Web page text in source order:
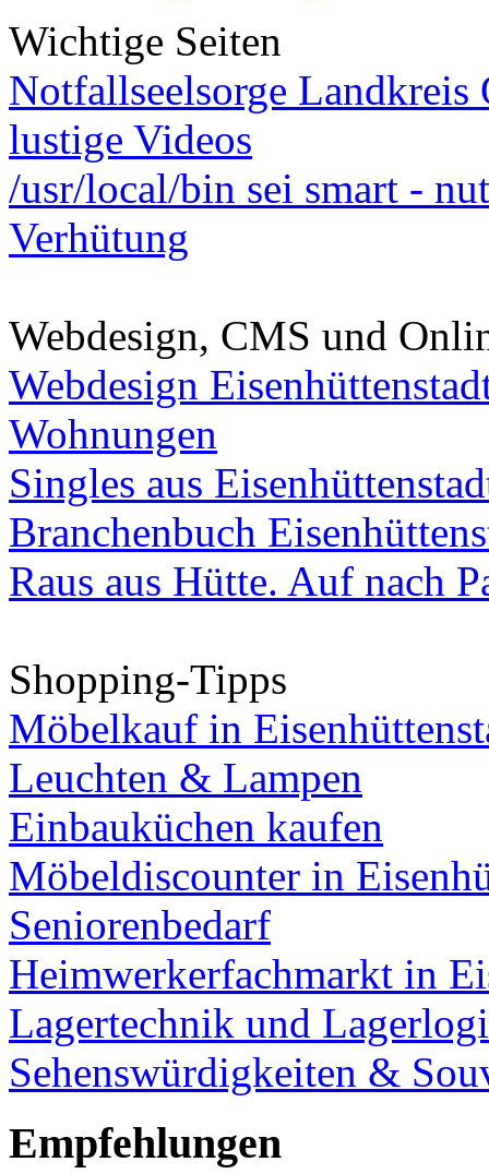
Wichtige Seiten
Notfallseelsorge Landkreis
lustige Videos
/usr/local/bin sei smart -
Verhütung
Webdesign, CMS und
Webdesign
Wohnungen
Singles aus
Branchenbuch
Raus aus Hütte. Auf nach
Shopping-Tipps
Möbelkauf in
Leuchten & Lampen
Einbauküchen kaufen
Möbeldiscounter in
Seniorenbedarf
Heimwerkerfachmarkt in
Lagertechnik und
Sehenswürdigkeiten &
Empfehlungen